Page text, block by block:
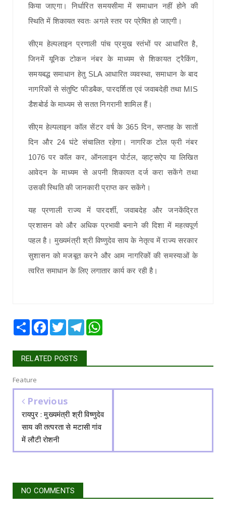
किया जाएगा। निर्धारित समयसीमा में समाधान नहीं होने की
स्थिति में शिकायत स्वतः अगले स्तर पर प्रेषित हो जाएगी।
सीएम हेल्पलाइन प्रणाली पांच प्रमुख स्तंभों पर आधारित है,
जिनमें यूनिक टोकन नंबर के माध्यम से शिकायत ट्रैकिंग,
समयबद्ध समाधान हेतु SLA आधारित व्यवस्था, समाधान के बाद
नागरिकों से संतुष्टि फीडबैक, पारदर्शिता एवं जवाबदेही तथा MIS
डैशबोर्ड के माध्यम से सतत निगरानी शामिल हैं।
सीएम हेल्पलाइन कॉल सेंटर वर्ष के 365 दिन, सप्ताह के सातों
दिन और 24 घंटे संचालित रहेगा। नागरिक टोल फ्री नंबर
1076 पर कॉल कर, ऑनलाइन पोर्टल, व्हाट्सऐप या लिखित
आवेदन के माध्यम से अपनी शिकायत दर्ज करा सकेंगे तथा
उसकी स्थिति की जानकारी प्राप्त कर सकेंगे।
यह प्रणाली राज्य में पारदर्शी, जवाबदेह और जनकेंद्रित
प्रशासन को और अधिक प्रभावी बनाने की दिशा में महत्वपूर्ण
पहल है। मुख्यमंत्री श्री विष्णुदेव साय के नेतृत्व में राज्य सरकार
सुशासन को मजबूत करने और आम नागरिकों की समस्याओं के
त्वरित समाधान के लिए लगातार कार्य कर रही है।
Share Facebook
TwitterTelegram
RELATED POSTS
Feature
Previous
रायपुर : मुख्यमंत्री श्री विष्णुदेव
साय की तत्परता से मटासी गांव
में लौटी रोशनी
NO COMMENTS